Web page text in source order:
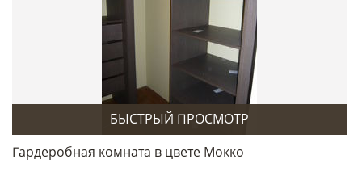
БЫСТРЫЙ ПРОСМОТР
Гардеробная комната в цвете Мокко